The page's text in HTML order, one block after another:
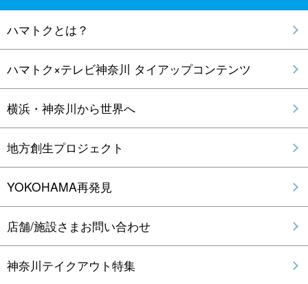
ハマトクとは？
ハマトク×テレビ神奈川 タイアップコンテンツ
横浜・神奈川から世界へ
地方創生プロジェクト
YOKOHAMA再発見
店舗/施設さまお問い合わせ
神奈川テイクアウト特集